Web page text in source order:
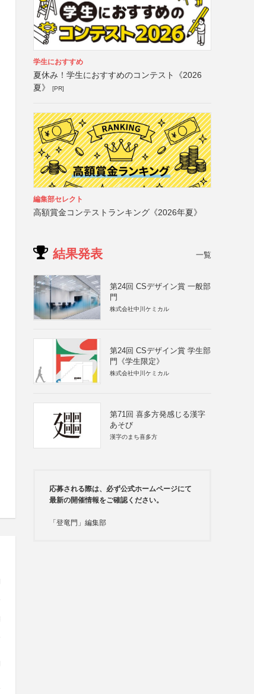
学生におすすめ
夏休み！学生におすすめのコンテスト《2026
夏》
[PR]
編集部セレクト
高額賞金コンテストランキング《2026年夏》
結果発表 一覧
第24回 CSデザイン賞 一般部
門
株式会社中川ケミカル
第24回 CSデザイン賞 学生部
門《学生限定》
株式会社中川ケミカル
第71回 喜多方発感じる漢字
あそび
漢字のまち喜多方
応募される際は、必ず公式ホームページにて
最新の開催情報をご確認ください。
「登竜門」編集部